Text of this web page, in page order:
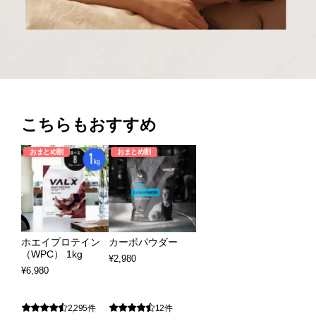
こちらもおすすめ
おまとめ割
ホエイプロテイン
（WPC） 1kg
¥6,980
2,295件
おまとめ割
カーボパウダー
¥2,980
12件